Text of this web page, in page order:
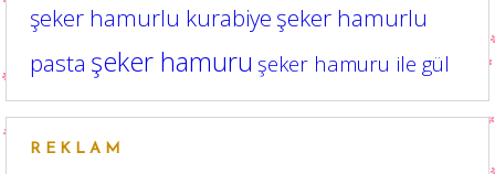
şeker hamurlu kurabiye şeker hamurlu
pasta şeker hamuru şeker hamuru ile gül
REKLAM